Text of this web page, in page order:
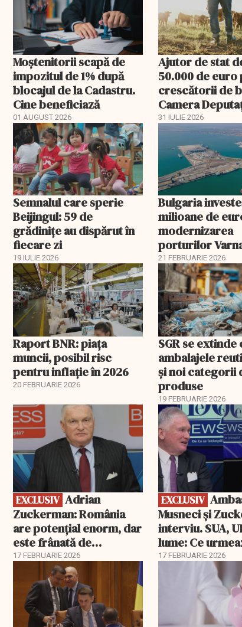
Moștenitorii scapă de
impozitul de 1% după
blocajul de la Cadastru.
Cine beneficiază
01 AUGUST 2026
Ajutor de stat
50.000 de
crescătorii de
Camera
aprobat
31 IULIE 2026
Semnalul care sperie
Beijingul: 59 de
grădinițe au dispărut în
fiecare zi
19 IULIE 2026
Bulgaria
milioane de
modernizarea
porturilor
Burgas
21 FEBRUARIE 2026
Raport BNR: piața
muncii, posibil risc
pentru inflație în 2026
20 FEBRUARIE 2026
SGR se extinde
ambalajele
și noi categorii
produse
19 FEBRUARIE 2026
EXCLUSIV
EXCLUSIV
Zuckerman: România
are potențial enorm, dar
este frânată de
corupție, companii de
stat și influența
propagandei ruse
17 FEBRUARIE 2026
EXCLUSIV
EXCLUSIV Ambasadorii
Musneci și
interviu. SUA,
lume: Ce
pentru
17 FEBRUARIE 2026